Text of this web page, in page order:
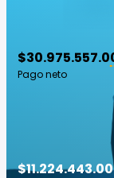
Pago neto
$11.224.443.00